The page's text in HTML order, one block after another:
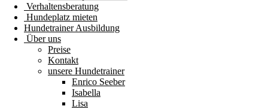
Verhaltensberatung
Hundeplatz mieten
Hundetrainer Ausbildung
Über uns
Preise
Kontakt
unsere Hundetrainer
Enrico Seeber
Isabella
Lisa